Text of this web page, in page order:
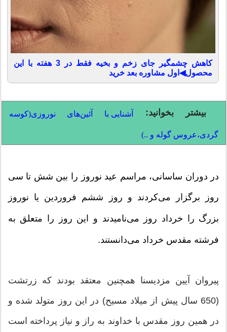
کاهش چشمگیر جای زخم و بخیه فقط در 3 هفته با این
محصول◀اول مشاوره بعد خرید
بیشتر بخوانید: آشنایی با آئین‌های نوروزی(کوسه
گردی،عروس گوله و ..)
در دوران ساسانی، مراسم عید نوروز را بین شش تا سی
روز برگزار می‌کردند و روز ششم فروردین یا نوروز
بزرگ را خرداد روز می‌نامیدند و این روز را متعلق به
فرشته مقدس خرداد می‌دانستند.
پیروان آیین مزدیسنا همچنین معتقد بودند که زرتشت
(650 سال پیش از میلاد مسیح) در این روز متولد شده و
در همین روز مقدس با خداوند به راز و نیاز پرداخته است